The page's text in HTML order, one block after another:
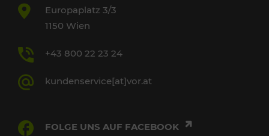
Europaplatz 3/3
1150 Wien
+43 800 22 23 24
kundenservice[at]vor.at
FOLGE UNS AUF FACEBOOK